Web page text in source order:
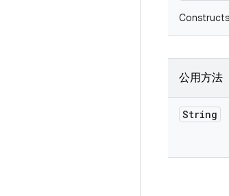
公用方法
String